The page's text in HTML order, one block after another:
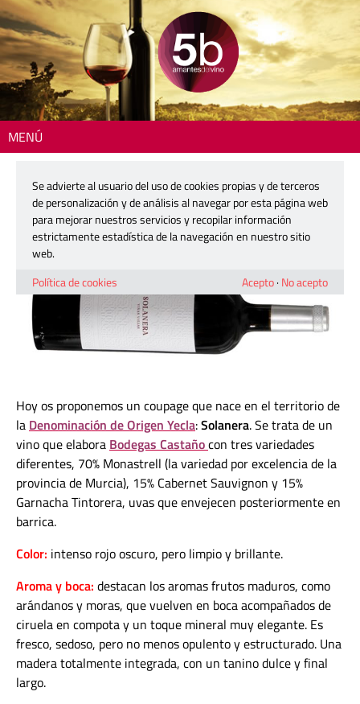
MENÚ
Solanera
1 diciembre, 2023
Hoy os proponemos un coupage que nace en el territorio de
la Denominación de Origen Yecla:Solanera. Se trata de un
vino que elabora Bodegas Castañocon tres variedades
diferentes, 70% Monastrell (la variedad por excelencia de la
provincia de Murcia), 15% Cabernet Sauvignon y 15%
Garnacha Tintorera, uvas que envejecen posteriormente en
barrica.
Color: intenso rojo oscuro, pero limpio y brillante.
Aroma y boca: destacan los aromas frutos maduros, como
arándanos y moras, que vuelven en boca acompañados de
ciruela en compota y un toque mineral muy elegante. Es
fresco, sedoso, pero no menos opulento y estructurado. Una
madera totalmente integrada, con un tanino dulce y final
largo.
Se advierte al usuario del uso de cookies propias y de terceros
de personalización y de análisis al navegar por esta página web
para mejorar nuestros servicios y recopilar información
estrictamente estadística de la navegación en nuestro sitio
web.
Política de cookies
Acepto· No acepto